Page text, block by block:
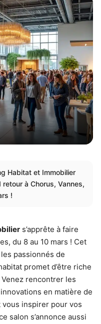
Habitat et Immobilier
à Chorus, Vannes,
!
s’apprête à faire
du 8 au 10 mars ! Cet
passionnés de
promet d’être riche
rencontrer les
en matière de
inspirer pour vos
salon s’annonce aussi